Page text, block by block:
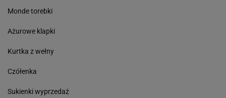
Monde torebki
Ażurowe klapki
Kurtka z wełny
Czółenka
Sukienki wyprzedaż